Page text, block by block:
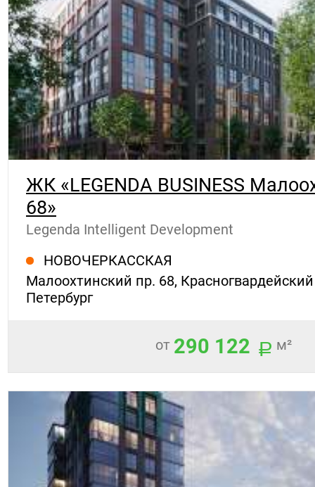
ЖК «LEGENDA BUSINESS
68»
Legenda Intelligent Development
НОВОЧЕРКАССКАЯ
Малоохтинский пр. 68,
Петербург
от 290 122 м²